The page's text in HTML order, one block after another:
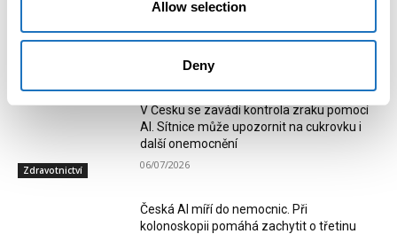
Allow selection
Deny
Moravskoslezská nemocnice Havířov má
nového ředitele. Aleš Zbožínek chce stavět
na důvěře a dostupné péči
09/07/2026
Zdravotnictví
V Česku se zavádí kontrola zraku pomocí
AI. Sítnice může upozornit na cukrovku i
další onemocnění
06/07/2026
Česká AI míří do nemocnic. Při
kolonoskopii pomáhá zachytit o třetinu